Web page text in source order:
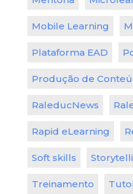
Mobile Learning
Plataforma EAD
Produção de
RaleducNews
Rapid eLearning
Soft skills
Treinamento